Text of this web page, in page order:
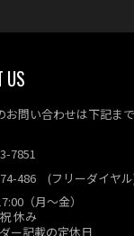
US
お問い合わせは下記ま
7851
486 (フリーダイヤ
（月～金）
休み
ー記載の定休日